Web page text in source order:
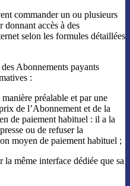
commander un ou plusieurs
donnant accès à des
selon les formules détaillées
Abonnements payants
:
préalable et par une
de l’Abonnement et de la
de paiement habituel : il a la
ou de refuser la
moyen de paiement habituel ;
même interface dédiée que sa